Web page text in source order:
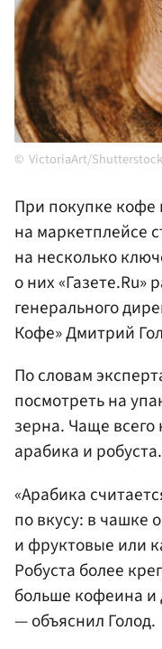
VictoriaArt/
При покупке кофе
на маркетплейсе
на несколько
о них «Газете.Ru»
генерального
Кофе» Дмитрий
По словам
посмотреть на
зерна. Чаще
арабика и робуста.
«Арабика
по вкусу: в чашке
и фруктовые или
Робуста более
больше кофеина и
— объяснил Голод.